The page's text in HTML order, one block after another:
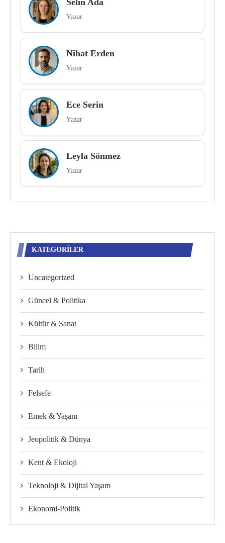
Yazar
Nihat Erden
Yazar
Ece Serin
Yazar
Leyla Sönmez
Yazar
KATEGORILER
Uncategorized
Güncel & Politika
Kültür & Sanat
Bilim
Tarih
Felsefe
Emek & Yaşam
Jeopolitik & Dünya
Kent & Ekoloji
Teknoloji & Dijital Yaşam
Ekonomi-Politik